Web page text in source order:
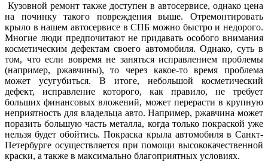
Кузовной ремонт также доступен в автосервисе, однако цена
на починку такого повреждения выше. Отремонтировать
крыло в нашем автосервисе в СПБ можно быстро и недорого.
Многие люди предпочитают не придавать особого внимания
косметическим дефектам своего автомобиля. Однако, суть в
том, что если вовремя не заняться исправлением проблемы
(например, ржавчины), то через какое-то время проблема
может усугубиться. В итоге, небольшой косметический
дефект, исправление которого, как правило, не требует
больших финансовых вложений, может перерасти в крупную
неприятность для владельца авто. Например, ржавчина может
поразить большую часть металла, когда только покраской уже
нельзя будет обойтись. Покраска крыла автомобиля в Санкт-
Петербурге осуществляется при помощи высококачественной
краски, а также в максимально благоприятных условиях.